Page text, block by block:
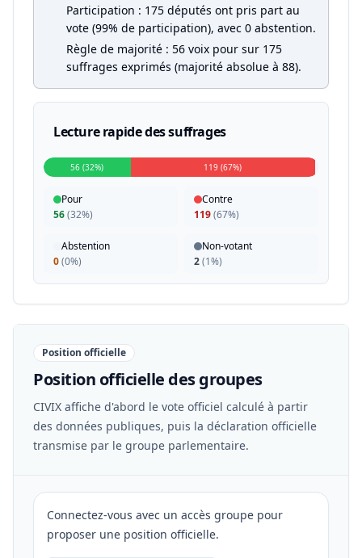
Participation : 175 députés ont pris part au
vote (99% de participation), avec 0 abstention.
Règle de majorité : 56 voix pour sur 175
suffrages exprimés (majorité absolue à 88).
Lecture rapide des suffrages
56 (32%) 119 (67%)
Pour
56(32%)
Contre
119(67%)
Abstention
0(0%)
Non-votant
2(1%)
Position officielle
Position officielle des groupes
CIVIX affiche d'abord le vote officiel calculé à partir
des données publiques, puis la déclaration officielle
transmise par le groupe parlementaire.
Connectez-vous avec un accès groupe pour
proposer une position officielle.